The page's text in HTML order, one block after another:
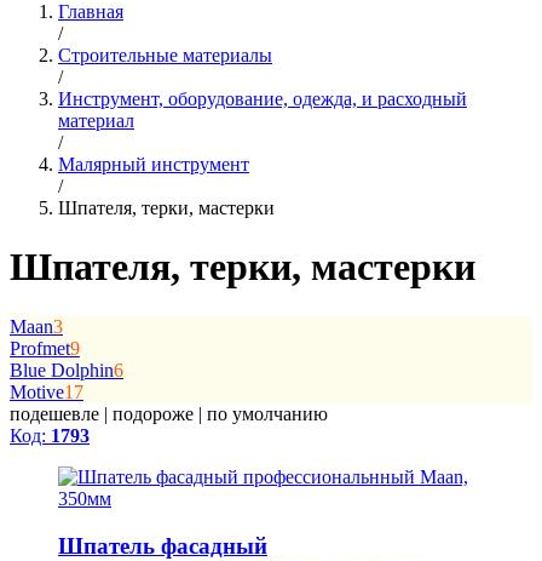
Главная
/
Строительные материалы
/
Инструмент, оборудование, одежда, и расходный
материал
/
Малярный инструмент
/
Шпателя, терки, мастерки
Шпателя, терки, мастерки
Maan3
Profmet9
Blue Dolphin6
Motive17
подешевле | подороже | по умолчанию
Код: 1793
Шпатель фасадный